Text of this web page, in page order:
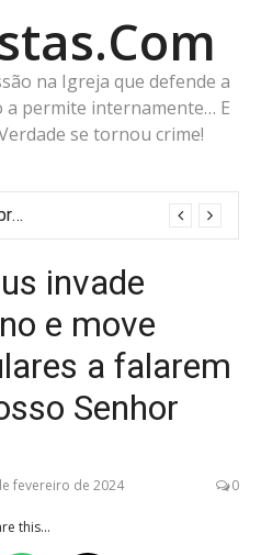
na Igreja que defende a
a permite internamente… E
se tornou crime!
Eternidade com a “expressa imagem do Pai” ou futuro incerto com a “imagem da Besta”?
REFLEXÃO — “Threehalves”: Três metades, Um só Todo?
invade
e move
a falarem
Senhor
fevereiro de 2024 0
this...